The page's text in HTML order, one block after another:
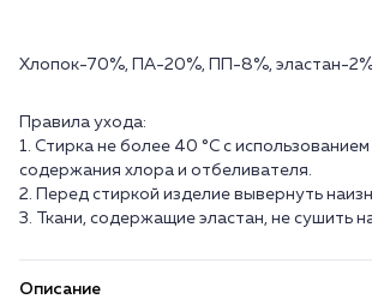
Хлопок-70%, ПА-20%, ПП-8%, эластан-
Правила ухода:
1. Стирка не более 40 °C с
содержания хлора и отбеливателя.
2. Перед стиркой изделие вывернуть
3. Ткани, содержащие эластан, не сушить
Описание